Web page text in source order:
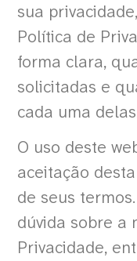
sua
Política de
forma clara,
solicitadas e
cada uma
O uso deste
aceitação
de seus
dúvida sobre a
Privacidade,